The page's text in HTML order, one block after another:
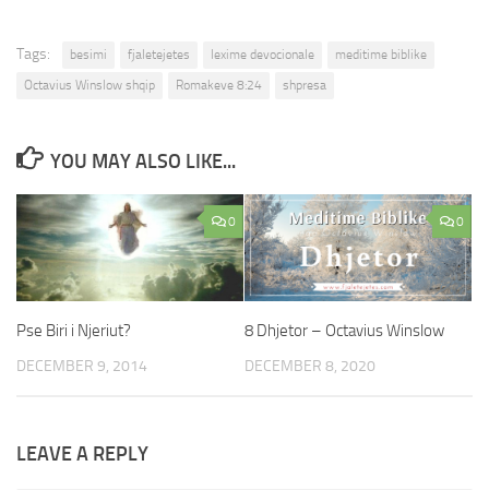
Tags: besimi fjaletejetes lexime devocionale
meditime biblike
Octavius Winslow shqip
Romakeve 8:24 shpresa
YOU MAY ALSO LIKE...
0
Pse Biri i Njeriut?
DECEMBER 9, 2014
0
8 Dhjetor – Octavius Winslow
DECEMBER 8, 2020
LEAVE A REPLY